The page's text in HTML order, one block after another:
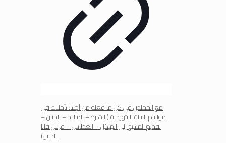
مع المخلص في كل ما فعله من أجلنا: تأملات في
مواسم السنة الليتورجية (البشارة – الميلاد – الختان –
تقديم المسيح إلى الهيكل – الغطاس – عرس قانا
الجليل)